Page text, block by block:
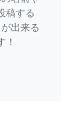
稿する
出来る
！